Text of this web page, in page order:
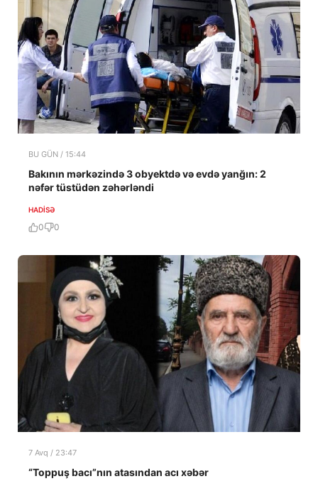
BU GÜN / 15:44
Bakının mərkəzində 3 obyektdə və evdə yanğın: 2
nəfər tüstüdən zəhərləndi
HADISƏ
0 0
7 Avq / 23:47
“Toppuş bacı”nın atasından acı xəbər